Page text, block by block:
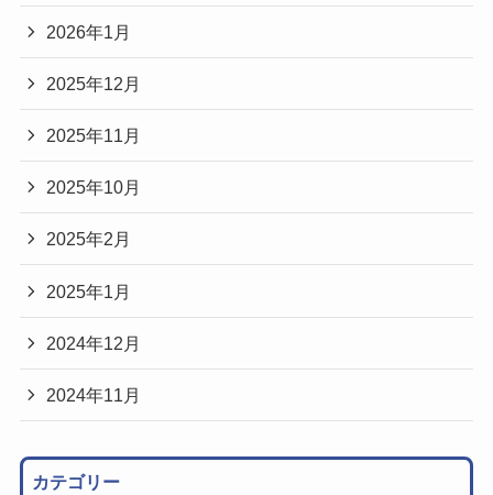
2026年1月
2025年12月
2025年11月
2025年10月
2025年2月
2025年1月
2024年12月
2024年11月
カテゴリー